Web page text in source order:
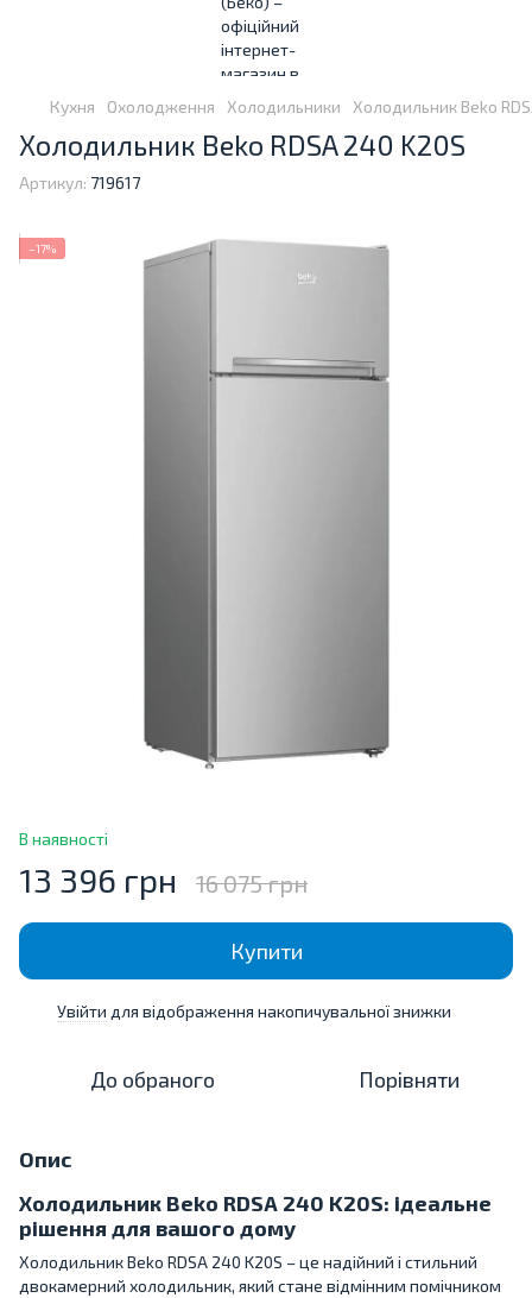
Кухня Охолодження Холодильники Холодильник Beko
Холодильник Beko RDSA 240 K20S
Артикул: 719617
−17%
В наявності
13 396 грн 16 075 грн
Купити
Увійти для відображення накопичувальної знижки
До обраного Порівняти
Опис
Холодильник Beko RDSA 240 K20S: ідеальне
рішення для вашого дому
Холодильник Beko RDSA 240 K20S – це надійний і стильний
двокамерний холодильник, який стане відмінним помічником